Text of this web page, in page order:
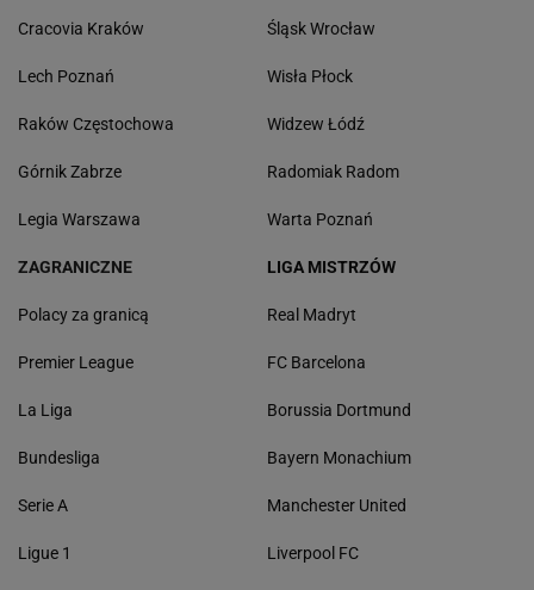
Cracovia Kraków
Lech Poznań
Raków Częstochowa
Górnik Zabrze
Legia Warszawa
Śląsk Wrocław
Wisła Płock
Widzew Łódź
Radomiak Radom
Warta Poznań
ZAGRANICZNE
Polacy za granicą
Premier League
La Liga
Bundesliga
Serie A
Ligue 1
LIGA MISTRZÓW
Real Madryt
FC Barcelona
Borussia Dortmund
Bayern Monachium
Manchester United
Liverpool FC